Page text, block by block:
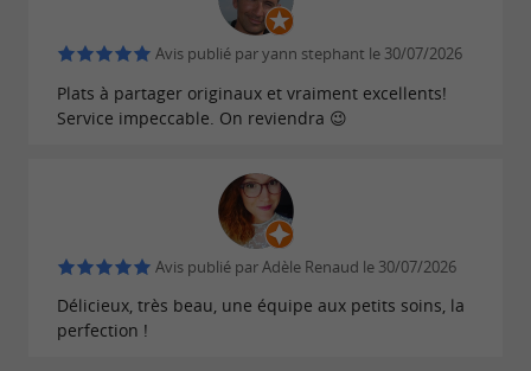
Avis publié par yann stephant le 30/07/2026
Plats à partager originaux et vraiment excellents!
Service impeccable. On reviendra 😉
Avis publié par Adèle Renaud le 30/07/2026
Délicieux, très beau, une équipe aux petits soins, la
perfection !